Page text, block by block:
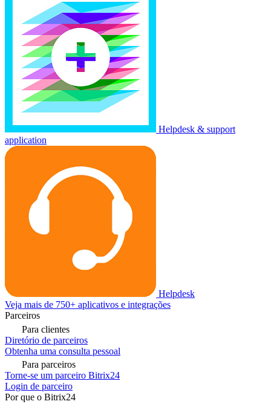
Helpdesk & support
application
Helpdesk
Veja mais de 750+ aplicativos e integrações
Parceiros
Para clientes
Diretório de parceiros
Obtenha uma consulta pessoal
Para parceiros
Torne-se um parceiro Bitrix24
Login de parceiro
Por que o Bitrix24